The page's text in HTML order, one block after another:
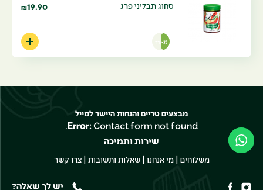
סחוג תבליני פרג ₪19.90
מארז
מבצעים טריים והנחות היישר למייל
Error:Contact form not found.
שירות ותמיכה
משלוחים |מי אנחנו |שאלות ותשובות |צרו קשר
יש לך שאלה?